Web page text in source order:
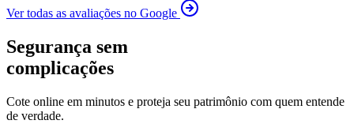
Ver todas as avaliações no Google
Segurança sem
complicações
Cote online em minutos e proteja seu patrimônio com quem entende
de verdade.